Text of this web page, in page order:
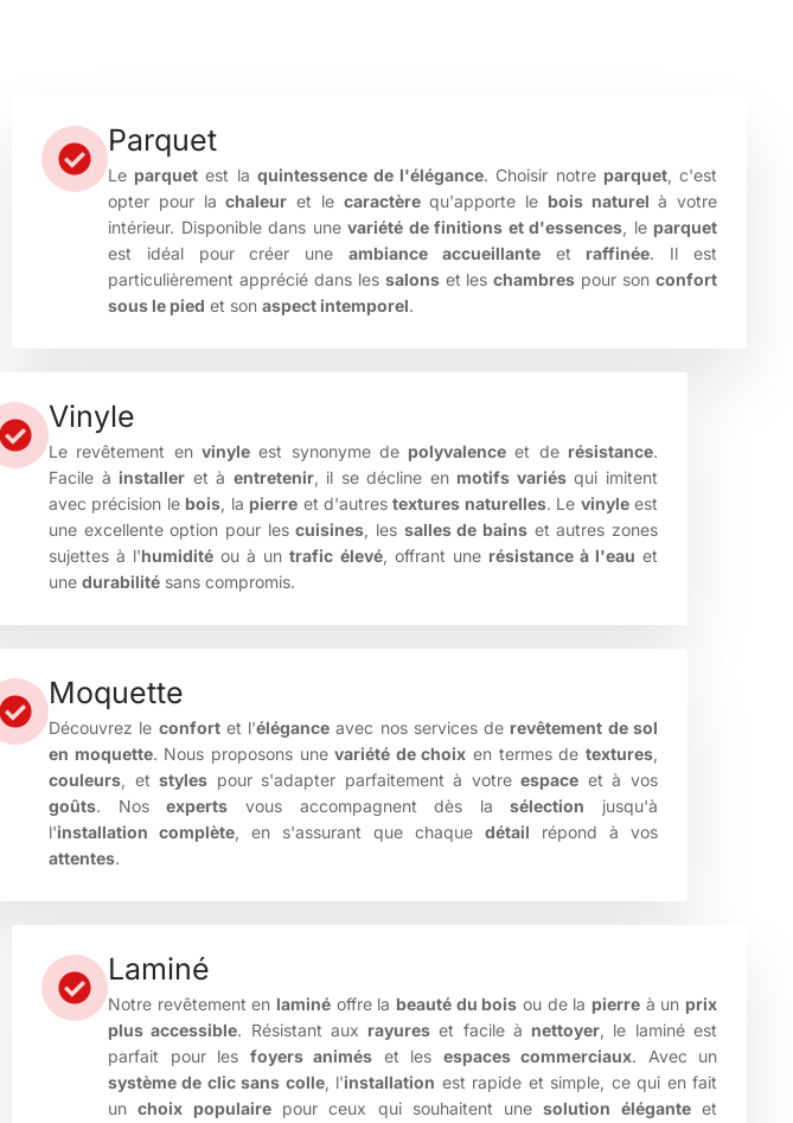
Parquet
Le parquet est la quintessence de l'élégance. Choisir notre parquet, c'est
opter pour lachaleur et le caractèrequ'apporte le bois naturel à votre
intérieur. Disponible dans une variété de finitions et d'essences, le parquet
est idéal pour créer une ambiance accueillanteet raffinée. Il est
particulièrement apprécié dans les salonset leschambres pour sonconfort
sous le pied et son aspect intemporel.
Vinyle
Le revêtement en vinyleest synonyme de polyvalence et de résistance.
Facile à installer et à entretenir, il se décline en motifs variésqui imitent
avec précision le bois, la pierre et d'autrestextures naturelles. Le vinyleest
une excellente option pour lescuisines, les salles de bains et autres zones
sujettes à l'humidité ou à untrafic élevé, offrant une résistance à l'eau et
une durabilité sans compromis.
Moquette
Découvrez le confortet l'élégance avec nos services de revêtement de sol
en moquette. Nous proposons unevariété de choix en termes detextures,
couleurs, etstyles pour s'adapter parfaitement à votreespace et à vos
goûts. Nosexperts vous accompagnent dès lasélection jusqu'à
l'installation complète, en s'assurant que chaque détail répond à vos
attentes.
Laminé
Notre revêtement en laminé offre la beauté du bois ou de la pierre à un prix
plus accessible. Résistant aux rayures et facile à nettoyer, le laminé est
parfait pour les foyers animés et les espaces commerciaux. Avec un
système de clic sans colle, l'installation est rapide et simple, ce qui en fait
unchoix populairepour ceux qui souhaitent unesolution éléganteet